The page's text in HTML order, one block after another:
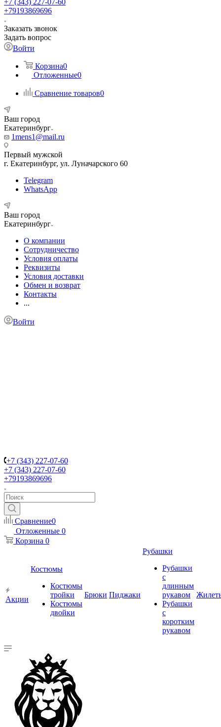
+7 (343) 227-07-60
+79193869696
Заказать звонок
Задать вопрос
Войти
Корзина0
Отложенные0
Сравнение товаров0
Ваш город
Екатеринбург
1mens1@mail.ru
Первый мужской
г. Екатеринбург, ул. Луначарского 60
Telegram
WhatsApp
Ваш город
Екатеринбург
О компании
Сотрудничество
Условия оплаты
Реквизиты
Условия доставки
Обмен и возврат
Контакты
...
Войти
+7 (343) 227-07-60
+7 (343) 227-07-60
+79193869696
Сравнение0
Отложенные 0
Корзина 0
Акции
Костюмы
Костюмы
тройки
Костюмы
двойки
Брюки Пиджаки
Рубашки
Рубашки
с
длинным
рукавом
Рубашки
с
коротким
рукавом